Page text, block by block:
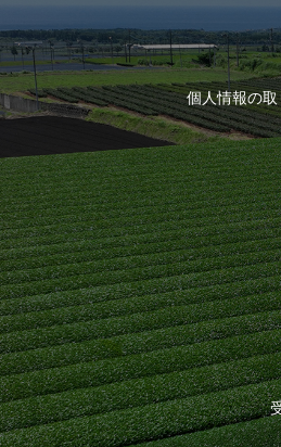
個人情報の